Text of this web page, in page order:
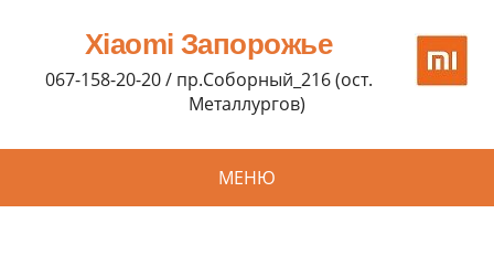
Xiaomi Запорожье
067-158-20-20 / пр.Соборный_216 (ост.
Металлургов)
МЕНЮ